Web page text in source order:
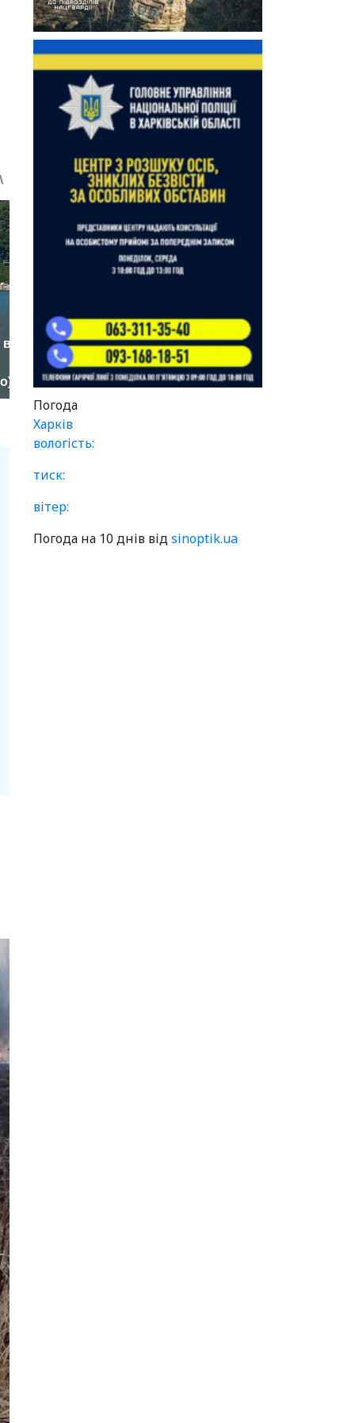
Погода
Харків
вологість:
тиск:
вітер:
Погода на 10 днів відsinoptik.ua